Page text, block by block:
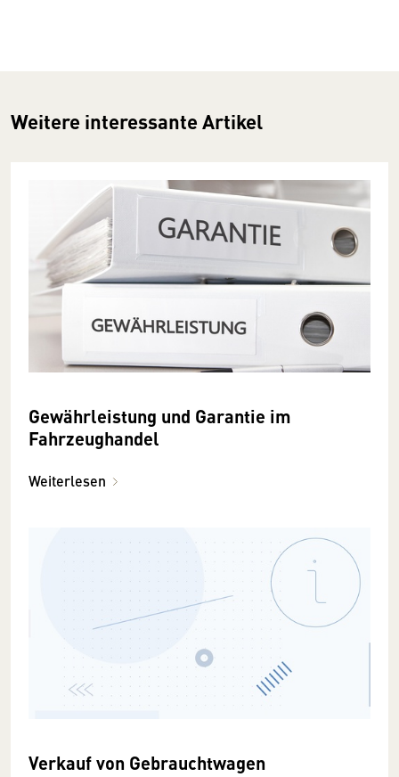
Weitere interessante Artikel
Gewährleistung und Garantie im
Fahrzeughandel
Weiterlesen
Verkauf von Gebrauchtwagen